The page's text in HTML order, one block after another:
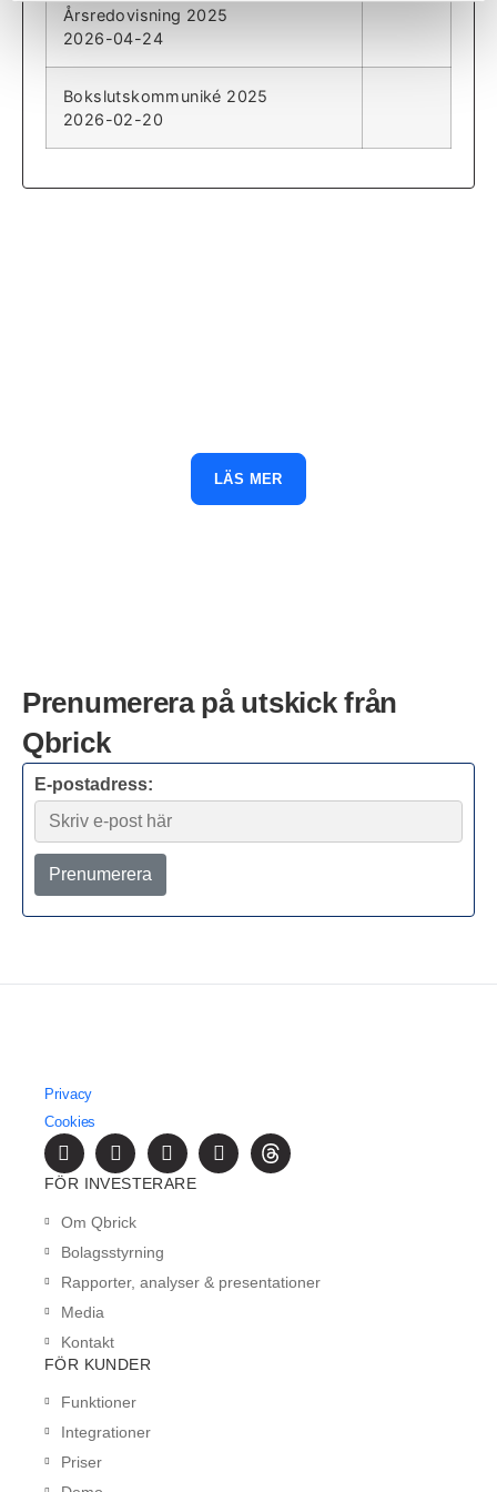
Årsredovisning 2025
2026-04-24
Bokslutskommuniké 2025
2026-02-20
LÄS MER
Prenumerera på utskick från
Qbrick
Privacy
Cookies
FÖR INVESTERARE
Om Qbrick
Bolagsstyrning
Rapporter, analyser & presentationer
Media
Kontakt
FÖR KUNDER
Funktioner
Integrationer
Priser